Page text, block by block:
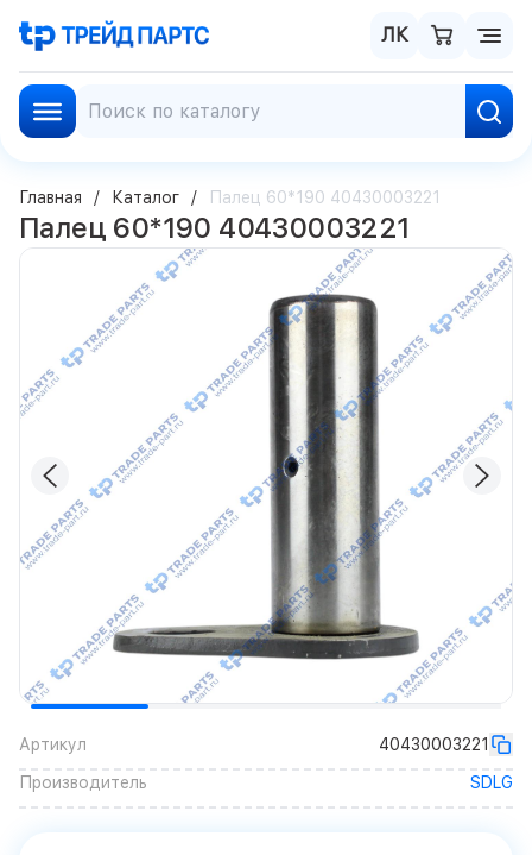
ЛК
Главная Каталог Палец 60*190 40430003221
Палец 60*190 40430003221
Артикул
40430003221
Производитель
SDLG